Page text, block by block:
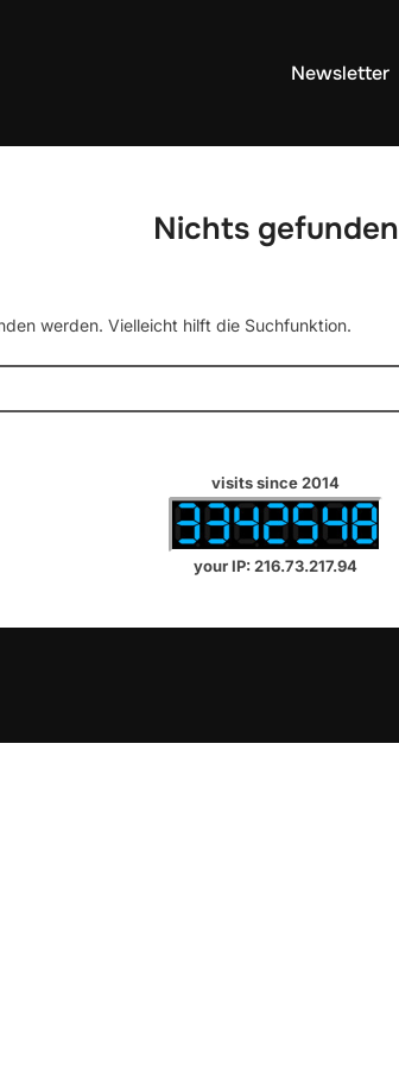
Newsletter
Nichts gefunden
werden. Vielleicht hilft die Suchfunktion.
visits since 2014
your IP: 216.73.217.94